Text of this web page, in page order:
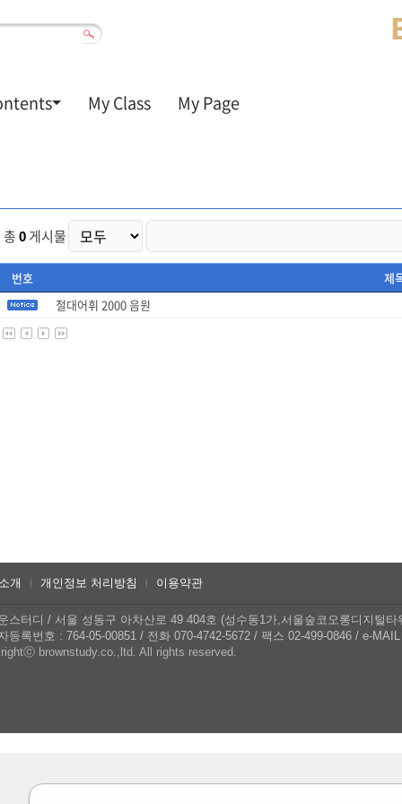
My Class My Page
총 0 게시물
번호
제
절대어휘 2000 음원
스터디 / 서울 성동구 아차산로 49 404호 (성수동1가,서울숲코오롱디지털타
등록번호 : 764-05-00851 / 전화 070-4742-5672 / 팩스 02-499-0846 / e-
brownstudy.co.,ltd. All rights reserved.
개 | 개인정보 처리방침 | 이용약관